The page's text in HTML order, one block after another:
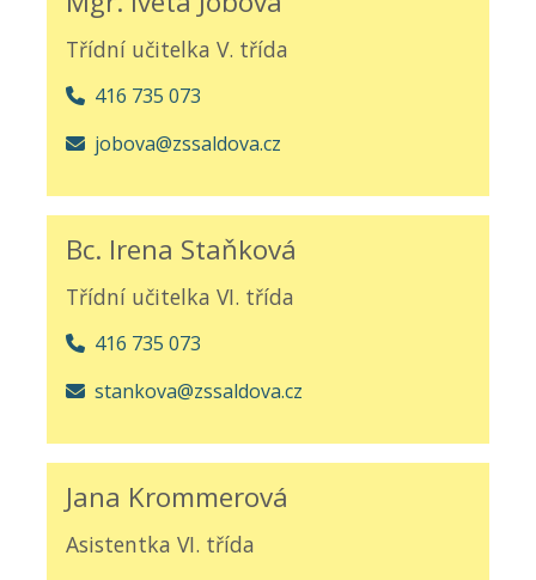
Třídní učitelka V. třída
416 735 073
jobova@zssaldova.cz
Bc. Irena Staňková
Třídní učitelka VI. třída
416 735 073
stankova@zssaldova.cz
Jana Krommerová
Asistentka VI. třída